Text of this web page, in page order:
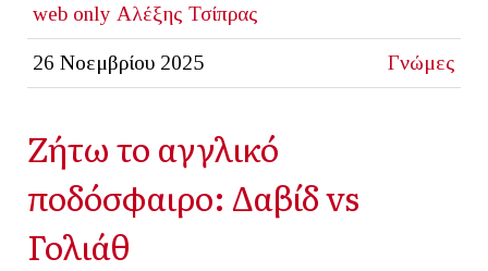
web only Αλέξης Τσίπρας
26 Νοεμβρίου 2025 Γνώμες
Ζήτω το αγγλικό
ποδόσφαιρο: Δαβίδ vs
Γολιάθ